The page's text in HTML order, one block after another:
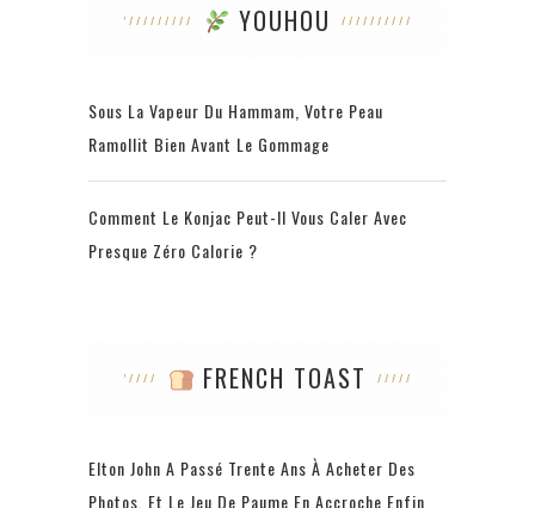
YOUHOU
Sous La Vapeur Du Hammam, Votre Peau
Ramollit Bien Avant Le Gommage
Comment Le Konjac Peut-Il Vous Caler Avec
Presque Zéro Calorie ?
FRENCH TOAST
Elton John A Passé Trente Ans À Acheter Des
Photos, Et Le Jeu De Paume En Accroche Enfin